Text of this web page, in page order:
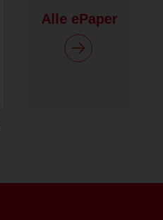
Alle ePaper